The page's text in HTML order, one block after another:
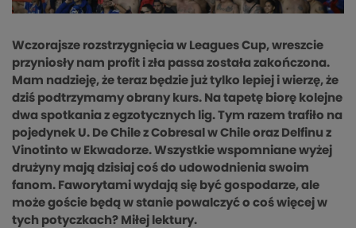
Wczorajsze rozstrzygnięcia w Leagues Cup, wreszcie
przyniosły nam profit i zła passa została zakończona.
Mam nadzieję, że teraz będzie już tylko lepiej i wierzę, że
dziś podtrzymamy obrany kurs. Na tapetę biorę kolejne
dwa spotkania z egzotycznych lig. Tym razem trafiło na
pojedynek U. De Chile z Cobresal w Chile oraz Delfinu z
Vinotinto w Ekwadorze. Wszystkie wspomniane wyżej
drużyny mają dzisiaj coś do udowodnienia swoim
fanom. Faworytami wydają się być gospodarze, ale
może goście będą w stanie powalczyć o coś więcej w
tych potyczkach? Miłej lektury.